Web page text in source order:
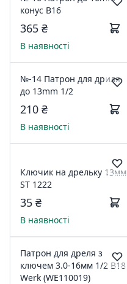
конус В16
365 ₴
В наявності
№-14 Патрон для дриля
до 13mm 1/2
210 ₴
В наявності
Ключик на дрельку 13мм
ST 1222
35 ₴
В наявності
Патрон для дреля з
ключем 3.0-16мм 1/2 B18
Werk (WE110019)